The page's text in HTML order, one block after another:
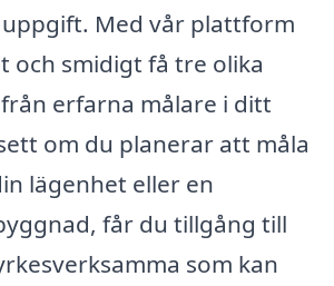
Med vår plattform
och smidigt få tre olika
erfarna målare i ditt
om du planerar att måla
lägenhet eller en
får du tillgång till
som kan